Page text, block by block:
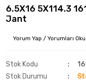
6.5X16 5X114.3
Jant
Yorum Yap / Yorumları Oku
Stok Kodu
Stok Durumu